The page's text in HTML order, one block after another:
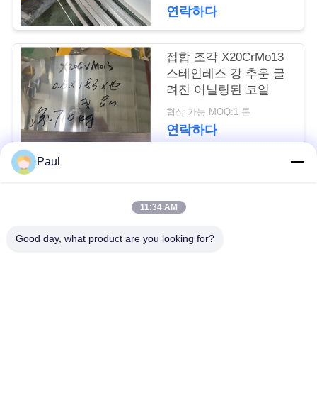
요
인
용
문
을
요
하
연락하다
접합 조각 X20CrMo13
스테인레스 강 추운 굴
려진 어닐링된 코일
협상 가능 MOQ:1 톤
연락하다
마텐 자이 트계 스테
스테인리스를 강하게
Paul
11:34 AM
Good day, what product are you looking for?